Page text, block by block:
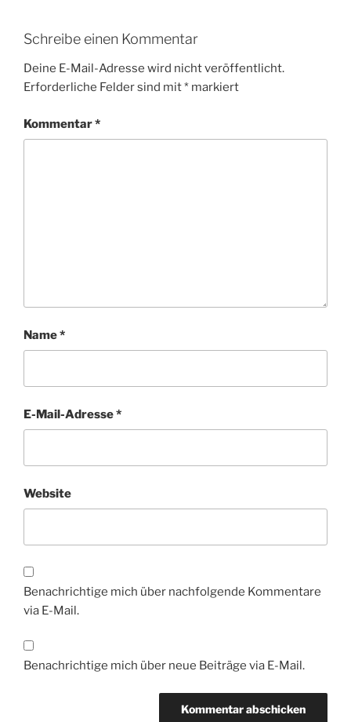
Schreibe einen Kommentar
Deine E-Mail-Adresse wird nicht veröffentlicht.
Erforderliche Felder sind mit* markiert
Kommentar*
Name*
E-Mail-Adresse*
Website
Benachrichtige mich über nachfolgende Kommentare
via E-Mail.
Benachrichtige mich über neue Beiträge via E-Mail.